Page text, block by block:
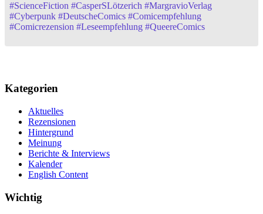
#ScienceFiction #CasperSLötzerich #MargravioVerlag
#Cyberpunk #DeutscheComics #Comicempfehlung
#Comicrezension #Leseempfehlung #QueereComics
Kategorien
Aktuelles
Rezensionen
Hintergrund
Meinung
Berichte & Interviews
Kalender
English Content
Wichtig